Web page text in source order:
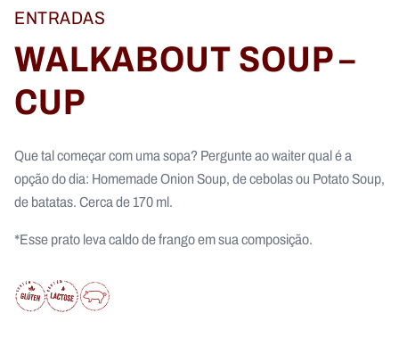
ENTRADAS
WALKABOUT SOUP –
CUP
Que tal começar com uma sopa? Pergunte ao waiter qual é a
opção do dia: Homemade Onion Soup, de cebolas ou Potato Soup,
de batatas. Cerca de 170 ml.
*Esse prato leva caldo de frango em sua composição.